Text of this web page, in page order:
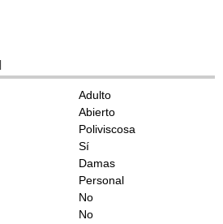
Adulto
Abierto
Poliviscosa
Sí
Damas
Personal
No
No